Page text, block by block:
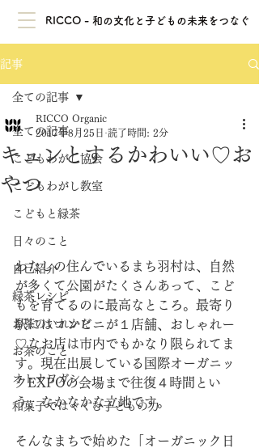
RICCO - 和の文化と子どもの未来をつなぐ
記事
全ての記事
こどもわがし協会
こどもわがし教室
こどもと緑茶
日々のこと
自己紹介
緑茶レシピ
お茶のいれかた
お茶のこと
オトナワガシ
和菓子ではぐくむ子どもの力
全ての記事
キュンとするかわいい♡お
やつ
RICCO Organic
2017年8月25日 読了時間: 2分
わたしの住んでいるまち羽村は、自然
が多くて公園がたくさんあって、こど
もを育てるのに最高なところ。最寄り
駅にはコンビニが１店舗、おしゃれー
♡なお店は市内でもかなり限られてま
す。現在出展している国際オーガニッ
クEXPOの会場まで往復４時間とい
う、なかなかな立地です。
そんなまちで始めた「オーガニック日